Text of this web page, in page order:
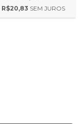
R$20,83 SEM JUROS